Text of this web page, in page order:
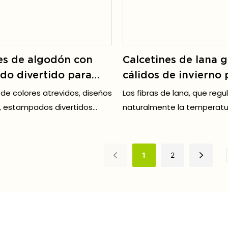
de algodón con
divertido para
original y
colores atrevidos, diseños
estampados divertidos
Calcetines de lana
cálidos de invierno
mujer, con diseño
personalizado, para
Las fibras de lana, que
naturalmente la
pies calientes en climas
el calor, y frescos en
1 2